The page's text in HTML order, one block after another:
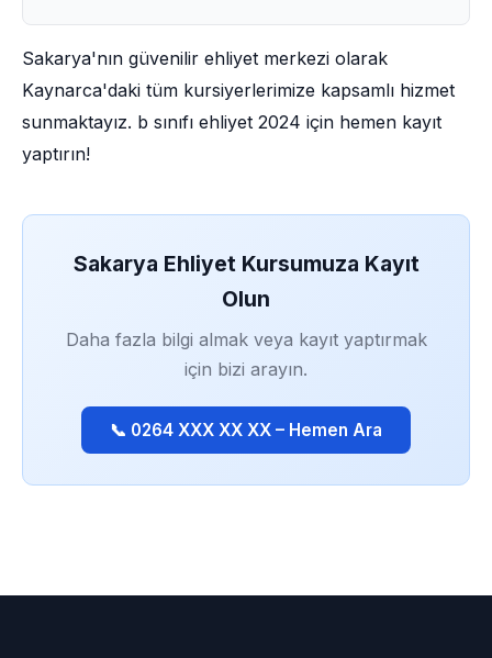
Sakarya'nın güvenilir ehliyet merkezi olarak
Kaynarca'daki tüm kursiyerlerimize kapsamlı hizmet
sunmaktayız. b sınıfı ehliyet 2024 için hemen kayıt
yaptırın!
Sakarya Ehliyet Kursumuza Kayıt
Olun
Daha fazla bilgi almak veya kayıt yaptırmak
için bizi arayın.
📞 0264 XXX XX XX – Hemen Ara